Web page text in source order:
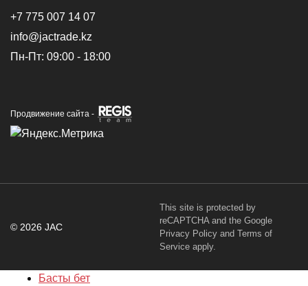
+7 775 007 14 07
info@jactrade.kz
Пн-Пт: 09:00 - 18:00
Продвижение сайта -
© 2026 JAC
This site is protected by
reCAPTCHA and the Google
Privacy Policy and Terms of
Service apply.
Басты бет